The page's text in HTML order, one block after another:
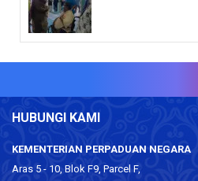
HUBUNGI KAMI
KEMENTERIAN PERPADUAN NEGARA
Aras 5 - 10, Blok F9, Parcel F,